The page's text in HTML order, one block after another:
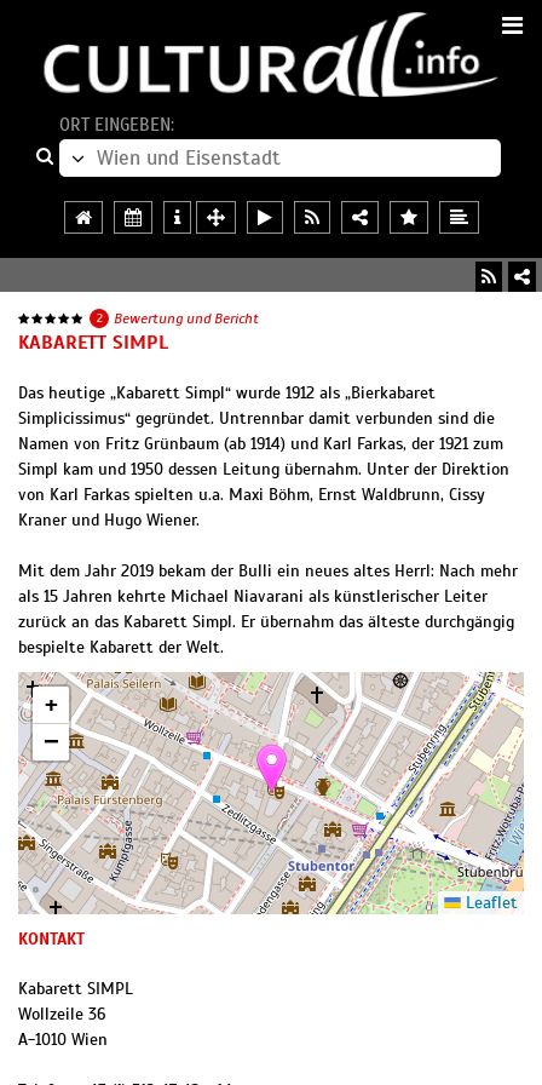
ORT EINGEBEN:
2 Bewertung und Bericht
KABARETT SIMPL
Das heutige „Kabarett Simpl“ wurde 1912 als „Bierkabaret
Simplicissimus“ gegründet. Untrennbar damit verbunden sind die
Namen von Fritz Grünbaum (ab 1914) und Karl Farkas, der 1921 zum
Simpl kam und 1950 dessen Leitung übernahm. Unter der Direktion
von Karl Farkas spielten u.a. Maxi Böhm, Ernst Waldbrunn, Cissy
Kraner und Hugo Wiener.
Mit dem Jahr 2019 bekam der Bulli ein neues altes Herrl: Nach mehr
als 15 Jahren kehrte Michael Niavarani als künstlerischer Leiter
zurück an das Kabarett Simpl. Er übernahm das älteste durchgängig
bespielte Kabarett der Welt.
+
−
Leaflet
KONTAKT
Kabarett SIMPL
Wollzeile 36
A-1010 Wien